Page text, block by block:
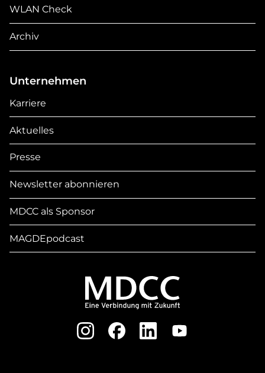
WLAN Check
Archiv
Unternehmen
Karriere
Aktuelles
Presse
Newsletter abonnieren
MDCC als Sponsor
MAGDEpodcast